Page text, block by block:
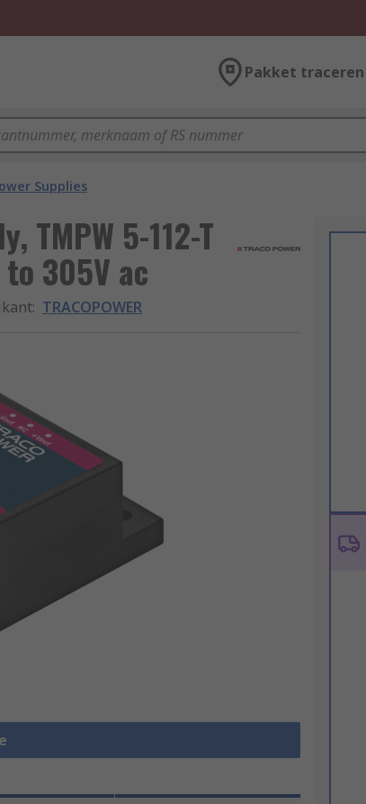
Pakket traceren
Supplies
TMPW 5-112-T
305V ac
: TRACOPOWER